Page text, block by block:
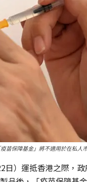
苗保障基金」將不適用於在私人
）運抵香港之際，